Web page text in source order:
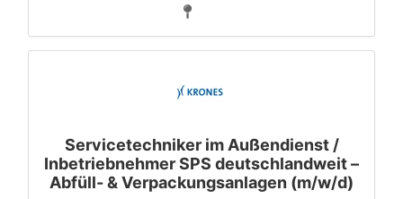
Servicetechniker im Außendienst /
Inbetriebnehmer SPS deutschlandweit –
Abfüll- & Verpackungsanlagen (m/w/d)